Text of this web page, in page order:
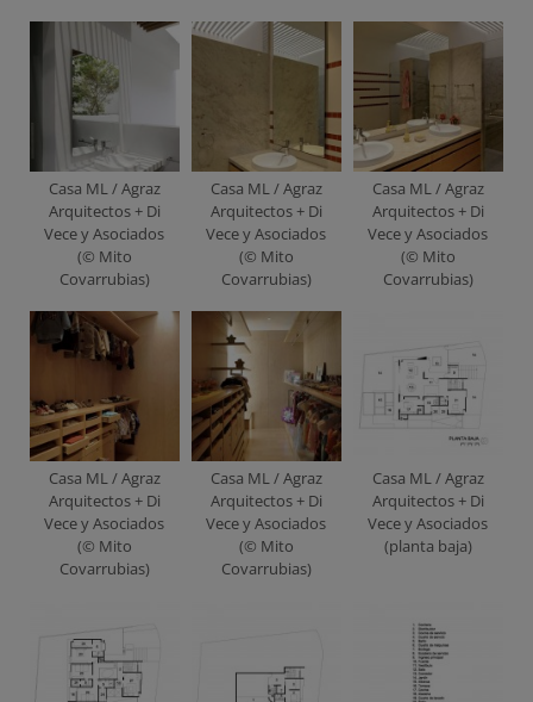
Casa ML / Agraz
Arquitectos + Di
Vece y Asociados
(© Mito
Covarrubias)
Casa ML / Agraz
Arquitectos + Di
Vece y Asociados
(© Mito
Covarrubias)
Casa ML / Agraz
Arquitectos + Di
Vece y Asociados
(© Mito
Covarrubias)
Casa ML / Agraz
Arquitectos + Di
Vece y Asociados
(© Mito
Covarrubias)
Casa ML / Agraz
Arquitectos + Di
Vece y Asociados
(© Mito
Covarrubias)
Casa ML / Agraz
Arquitectos + Di
Vece y Asociados
(planta baja)